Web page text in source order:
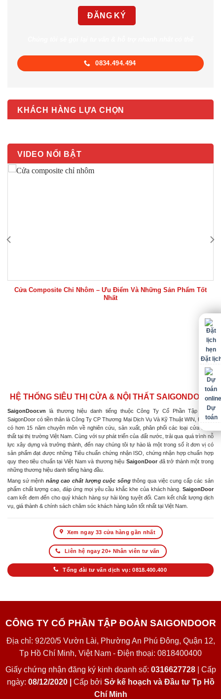
0834.494.494
KHÁCH HÀNG LỰA CHỌN
VIDEO NỔI BẬT
Cửa Composite Chỉ Nhôm – Ưu Điểm Và Những Sản Phẩm Tốt
Nhất
HỆ THỐNG SIÊU THỊ CỬA & NỘI THẤT SAIGONDOOR
SaigonDoor.vn là thương hiệu danh tiếng thuộc Công Ty Cổ Phần Tập Đoàn
SaigonDoor có tiền thân là Công Ty CP Thương Mại Dịch Vụ Và Kỹ Thuật WIN, Đơn vị
có hơn 15 năm chuyên môn về nghiên cứu, sản xuất, phân phối các loại cửa & nội
thất tại thị trường Việt Nam. Cùng với sự phát triển của đất nước, trải qua quá trình nỗ
lực xây dựng và trưởng thành, đến nay chúng tôi tự hào là một trong số ít đơn vị có
sản phẩm đạt được những Tiêu chuẩn chứng nhận ISO, chứng nhận hợp chuẩn hợp
quy theo tiêu chuẩn tại Việt Nam và thương hiệu SaigonDoor đã trở thành một trong
những thương hiệu danh tiếng hàng đầu.
Mang sứ mệnh nâng cao chất lượng cuộc sốngthông qua việc cung cấp các sản
phẩm chất lượng cao, đáp ứng mọi yêu cầu khắc khe của khách hàng. SaigonDoor
cam kết đem đến cho quý khách hàng sự hài lòng tuyệt đối. Cam kết chất lượng dịch
vụ, giá thành & chính sách chăm sóc khách hàng luôn tốt nhất tại Việt Nam.
Xem ngay 33 cửa hàng gần nhất
Liên hệ ngay 20+ Nhân viên tư vấn
Tổng đài tư vấn dịch vụ: 0818.400.400
CÔNG TY CỔ PHẦN TẬP ĐOÀN SAIGONDOOR
Địa chỉ: 92/20/5 Vườn Lài, Phường An Phú Đông, Quận 12,
Tp Hồ Chí Minh, Việt Nam - Điện thoại: 0818400400
Giấy chứng nhận đăng ký kinh doanh số: 0316627728| Cấp
ngày: 08/12/2020 | Cấp bởi Sở kế hoạch và Đầu tư Tp Hồ
Chí Minh
Đặt
Dự
toán